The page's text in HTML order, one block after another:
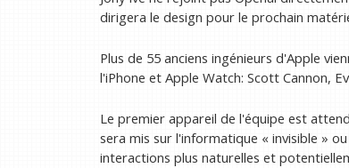
dirigera le design pour le prochain
Plus de 55 anciens ingénieurs d'Apple
l'iPhone et Apple Watch: Scott Cannon,
Le premier appareil de l'équipe est
sera mis sur l'informatique « invisible »
interactions plus naturelles et